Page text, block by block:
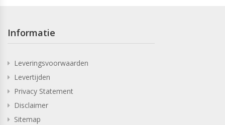
Informatie
Leveringsvoorwaarden
Levertijden
Privacy Statement
Disclaimer
Sitemap